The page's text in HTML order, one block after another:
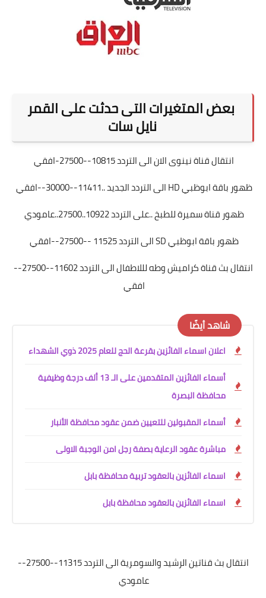
بعض المتغيرات التى حدثت على القمر
نايل سات
انتقال قناة نينوى الان الى التردد 10815--27500-افقي
ظهور باقة ابوظبي HD الى التردد الجديد ..11411--30000--افقي
ظهور قناة سميرة للطبخ ..على التردد 10922..27500..عامودي
ظهور باقة ابوظبي SD الى التردد 11525 --27500--افقي
انتقال بث قناة كراميش وطه لللاطفال الى التردد 11602--27500--
افقي
شاهد أيضًا
اعلان اسماء الفائزين بقرعة الحج للعام 2025 ذوي الشهداء
أسماء الفائزين المتقدمين على الـ 13 ألف درجة وظيفية
محافظة البصرة
أسماء المقبولين للتعيين ضمن عقود محافظة الأنبار
مباشرة عقود الرعاية بصفة رجل امن الوجبة الاولى
اسماء الفائزين بالعقود تربية محافظة بابل
اسماء الفائزين بالعقود محافظة بابل
انتقال بث قناتين الرشيد والسومرية الى التردد 11315--27500--
عامودي